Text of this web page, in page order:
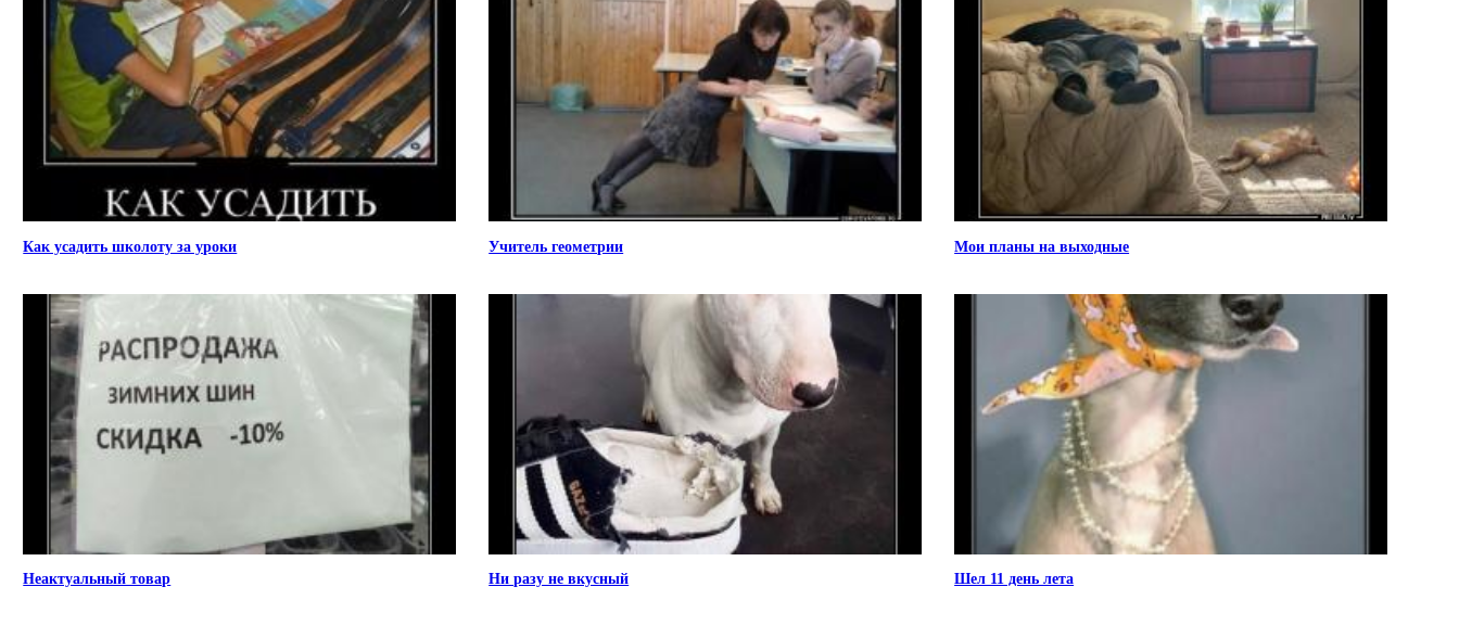
Как усадить школоту за уроки Учитель геометрии Мои планы на выходные
Неактуальный товар Ни разу не вкусный Шел 11 день лета